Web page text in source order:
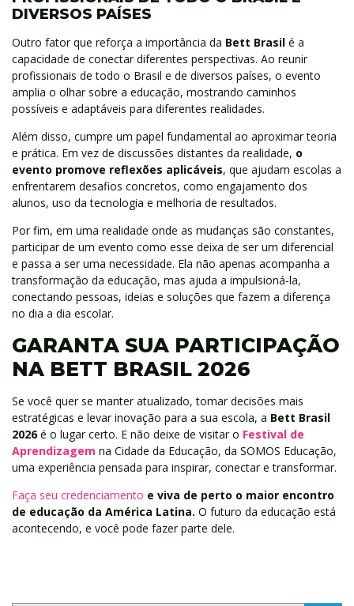
DIVERSOS PAÍSES
Outro fator que reforça a importância da Bett Brasil é a
capacidade de conectar diferentes perspectivas. Ao reunir
profissionais de todo o Brasil e de diversos países, o evento
amplia o olhar sobre a educação, mostrando caminhos
possíveis e adaptáveis para diferentes realidades.
Além disso, cumpre um papel fundamental ao aproximar teoria
e prática. Em vez de discussões distantes da realidade, o
evento promove reflexões aplicáveis, que ajudam escolas a
enfrentarem desafios concretos, como engajamento dos
alunos, uso da tecnologia e melhoria de resultados.
Por fim, em uma realidade onde as mudanças são constantes,
participar de um evento como esse deixa de ser um diferencial
e passa a ser uma necessidade. Ela não apenas acompanha a
transformação da educação, mas ajuda a impulsioná-la,
conectando pessoas, ideias e soluções que fazem a diferença
no dia a dia escolar.
GARANTA SUA PARTICIPAÇÃO
NA BETT BRASIL 2026
Se você quer se manter atualizado, tomar decisões mais
estratégicas e levar inovação para a sua escola, a Bett Brasil
2026é o lugar certo. E não deixe de visitar o Festival de
Aprendizagem na Cidade da Educação, da SOMOS Educação,
uma experiência pensada para inspirar, conectar e transformar.
Faça seu credenciamento e viva de perto o maior encontro
de educação da América Latina. O futuro da educação está
acontecendo, e você pode fazer parte dele.